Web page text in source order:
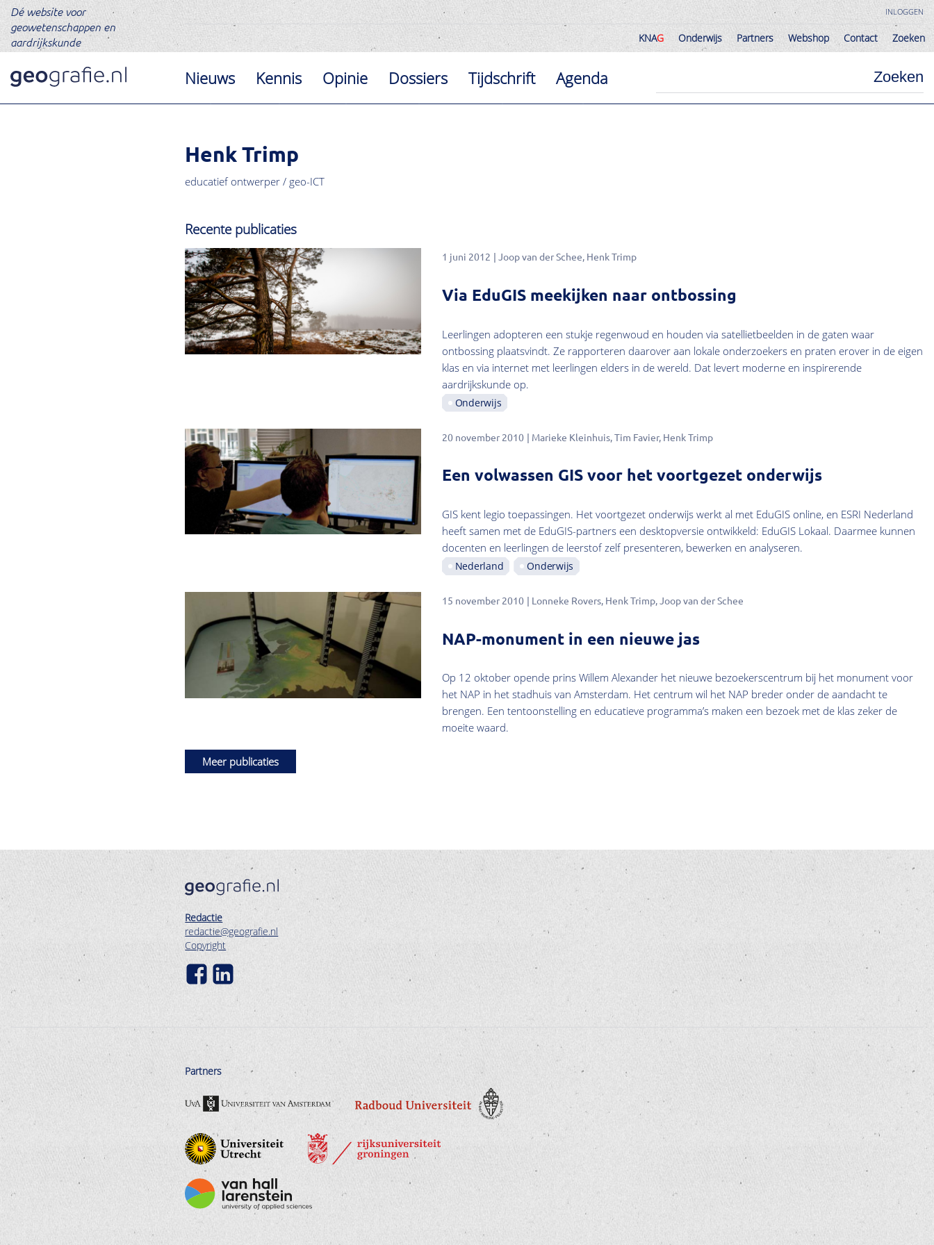
Dé website voor
geowetenschappen en
aardrijkskunde
INLOGGEN
KNAG Onderwijs Partners Webshop Contact Zoeken
Nieuws Kennis Opinie Dossiers Tijdschrift Agenda
Henk Trimp
educatief ontwerper / geo-ICT
Recente publicaties
1 juni 2012 Joop van der Schee Henk Trimp
Via EduGIS meekijken naar ontbossing
Leerlingen adopteren een stukje regenwoud en houden via satellietbeelden in de gaten waar
ontbossing plaatsvindt. Ze rapporteren daarover aan lokale onderzoekers en praten erover in de eigen
klas en via internet met leerlingen elders in de wereld. Dat levert moderne en inspirerende
aardrijkskunde op.
Onderwijs
20 november 2010 Marieke Kleinhuis Tim Favier Henk Trimp
Een volwassen GIS voor het voortgezet onderwijs
GIS kent legio toepassingen. Het voortgezet onderwijs werkt al met EduGIS online, en ESRI Nederland
heeft samen met de EduGIS-partners een desktopversie ontwikkeld: EduGIS Lokaal. Daarmee kunnen
docenten en leerlingen de leerstof zelf presenteren, bewerken en analyseren.
Nederland Onderwijs
15 november 2010 Lonneke Rovers Henk Trimp Joop van der Schee
NAP-monument in een nieuwe jas
Op 12 oktober opende prins Willem Alexander het nieuwe bezoekerscentrum bij het monument voor
het NAP in het stadhuis van Amsterdam. Het centrum wil het NAP breder onder de aandacht te
brengen. Een tentoonstelling en educatieve programma’s maken een bezoek met de klas zeker de
moeite waard.
Meer publicaties
Redactie
redactie@geografie.nl
Copyright
Partners